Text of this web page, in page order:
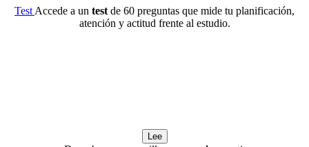
Test Accede a un test de 60 preguntas que mide tu planificación,
atención y actitud frente al estudio.
Lee